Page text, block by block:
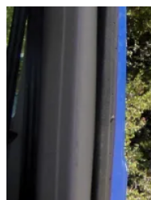
Zum
Inhalt
springen